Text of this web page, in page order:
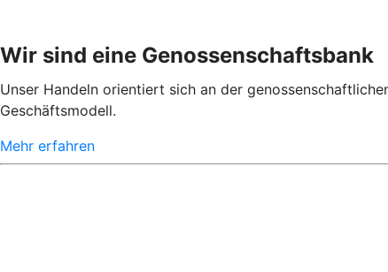
Wir sind eine Genossenschaftsbank
Unser Handeln orientiert sich an der
Geschäftsmodell.
Mehr erfahren